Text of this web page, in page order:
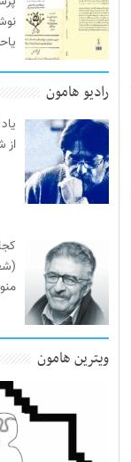
رادیو هامون
از
ویترین هامون